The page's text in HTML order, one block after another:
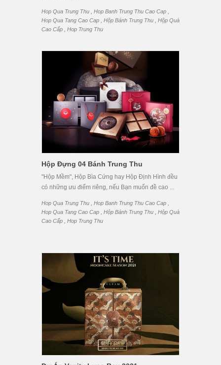
Hop Qua Trung Thu , Hop Banh Trung Thu Cao Cap ,
Hop Qua Tang Cao Cap , Hộp Bánh Trung Thu , Hộp Quà
Cao Cấp , Hop Trung Thu
Hộp Đựng 04 Bánh Trung Thu
"Hộp Mềm", Hộp Bìa Cứng hay Hộp Định Hình đều
có những ưu điểm riêng, nếu Bạn muốn đề cao ...
Hop Qua Trung Thu , Hop Banh Trung Thu Cao Cap ,
Hop Qua Tang Cao Cap , Hộp Bánh Trung Thu , Hộp Quà
Cao Cấp , Hop Trung Thu